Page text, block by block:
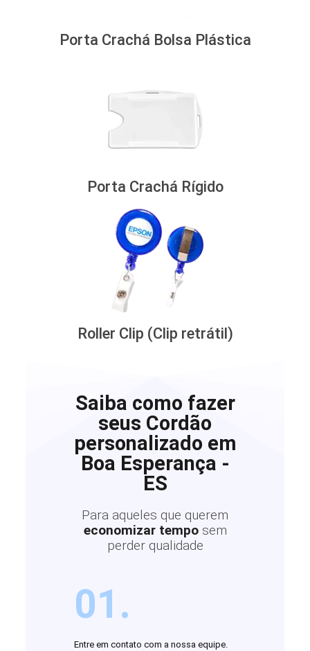
Porta Crachá Bolsa Plástica
Porta Crachá Rígido
Roller Clip (Clip retrátil)
Saiba como fazer
seus Cordão
personalizado em
Boa Esperança -
ES
Para aqueles que querem
economizar tempo sem
perder qualidade
01.
Entre em contato com a nossa equipe.